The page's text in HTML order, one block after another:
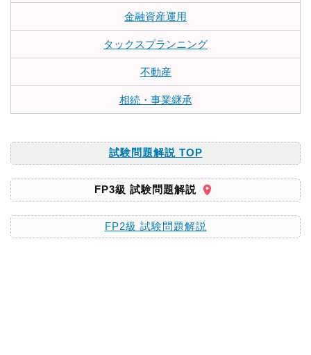
金融資産運用
タックスプランニング
不動産
相続・事業継承
試験問題解説 TOP
FP3級 試験問題解説
FP2級 試験問題解説